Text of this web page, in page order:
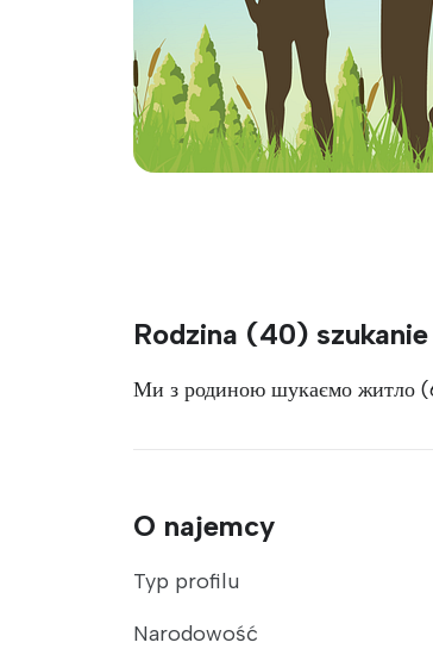
Rodzina (40)
Ми з родиною шукаємо житло
O najemcy
Typ profilu
Narodowość